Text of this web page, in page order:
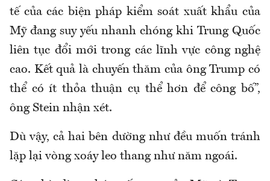
tế của các biện pháp kiểm soát xuất khẩu của
Mỹ đang suy yếu nhanh chóng khi Trung Quốc
liên tục đổi mới trong các lĩnh vực công nghệ
cao. Kết quả là chuyến thăm của ông Trump có
thể có ít thỏa thuận cụ thể hơn để công bố”,
ông Stein nhận xét.
Dù vậy, cả hai bên dường như đều muốn tránh
lặp lại vòng xoáy leo thang như năm ngoái.